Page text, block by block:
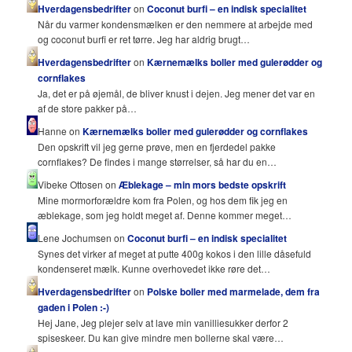
HverdagensbedrifteronCoconut burfi – en indisk specialitet
Når du varmer kondensmælken er den nemmere at arbejde med
og coconut burfi er ret tørre. Jeg har aldrig brugt…
HverdagensbedrifteronKærnemælks boller med gulerødder og
cornflakes
Ja, det er på øjemål, de bliver knust i dejen. Jeg mener det var en
af de store pakker på…
Hanne onKærnemælks boller med gulerødder og cornflakes
Den opskrift vil jeg gerne prøve, men en fjerdedel pakke
cornflakes? De findes i mange størrelser, så har du en…
Vibeke Ottosen onÆblekage – min mors bedste opskrift
Mine mormorforældre kom fra Polen, og hos dem fik jeg en
æblekage, som jeg holdt meget af. Denne kommer meget…
Lene Jochumsen onCoconut burfi – en indisk specialitet
Synes det virker af meget at putte 400g kokos i den lille dåsefuld
kondenseret mælk. Kunne overhovedet ikke røre det…
Hverdagensbedrifteron Polske boller med marmelade, dem fra
gaden i Polen :-)
Hej Jane, Jeg plejer selv at lave min vanilliesukker derfor 2
spiseskeer. Du kan give mindre men bollerne skal være…